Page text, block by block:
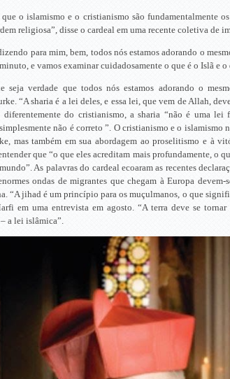
que o islamismo e o cristianismo são fundamentalmente
religiosa”, disse o cardeal em uma recente coletiva de
para mim, bem, todos nós estamos adorando o
e vamos examinar cuidadosamente o que é o Islã e o
seja verdade que todos nós estamos adorando o
“A sharia é a lei deles, e essa lei, que vem de Allah,
diferentemente do cristianismo, a sharia “não é uma
não é correto ”. O cristianismo e o islamismo
mas também em sua abordagem ao proselitismo e à
que “o que eles acreditam mais profundamente, o
As palavras do cardeal ecoaram as recentes
ondas de migrantes que chegam à Europa devem-
“A jihad é um princípio para os muçulmanos, o que
em uma entrevista em agosto. “A terra deve se
a lei islâmica”.